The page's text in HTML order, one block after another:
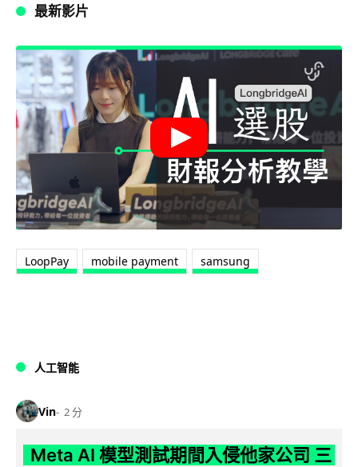
最新影片
LoopPay mobile payment samsung
人工智能
Vin 2 分
Meta AI 模型測試期間入侵他家公司 三